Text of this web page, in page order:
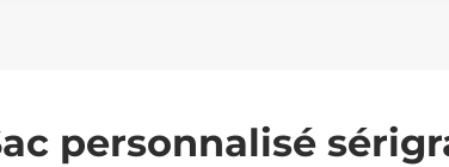
personnalisé